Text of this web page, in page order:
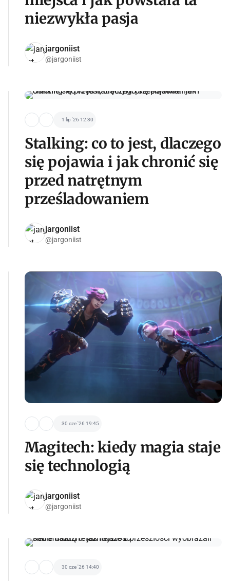
niezwykła pasja
jargoniist
@jargoniist
1 lip '26 12:30
Stalking: co to jest, dlaczego
się pojawia i jak chronić się
przed natrętnym
prześladowaniem
jargoniist
@jargoniist
30 cze '26 19:45
Magitech: kiedy magia staje
się technologią
jargoniist
@jargoniist
30 cze '26 14:40